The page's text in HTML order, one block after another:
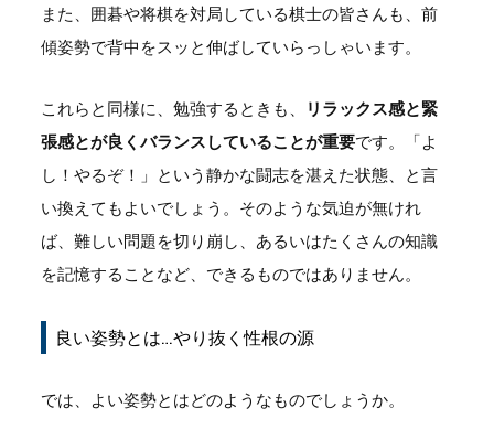
また、囲碁や将棋を対局している棋士の皆さんも、前
傾姿勢で背中をスッと伸ばしていらっしゃいます。
これらと同様に、勉強するときも、
リラックス感と緊
張感とが良くバランスしていることが重要です。「よ
し！やるぞ！」という静かな闘志を湛えた状態、と言
い換えてもよいでしょう。そのような気迫が無けれ
ば、難しい問題を切り崩し、あるいはたくさんの知識
を記憶することなど、できるものではありません。
良い姿勢とは…やり抜く性根の源
では、よい姿勢とはどのようなものでしょうか。